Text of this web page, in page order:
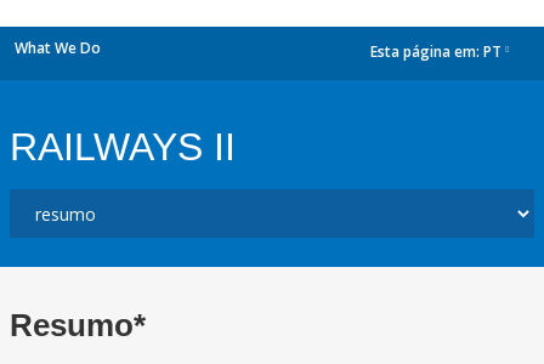
What We Do Esta página em: PT
RAILWAYS II
Resumo*